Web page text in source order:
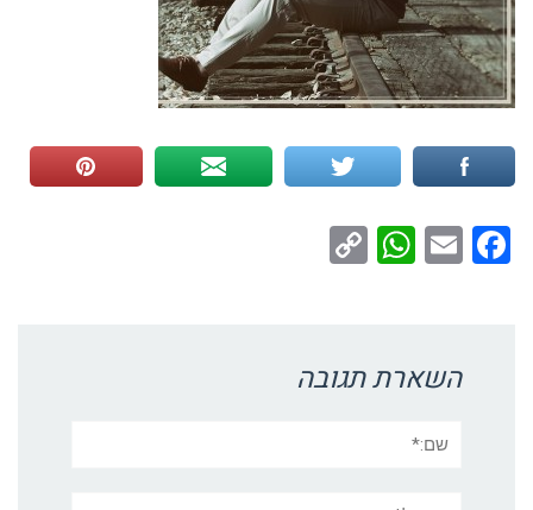
Facebook
Email
WhatsApp
השארת תגובה